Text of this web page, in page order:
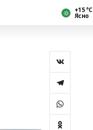
+15 °С
Ясно